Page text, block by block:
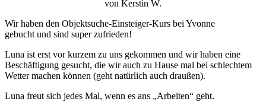
von Kerstin W.
Wir haben den Objektsuche-Einsteiger-Kurs bei Yvonne
gebucht und sind super zufrieden!
Luna ist erst vor kurzem zu uns gekommen und wir haben eine
Beschäftigung gesucht, die wir auch zu Hause mal bei schlechtem
Wetter machen können (geht natürlich auch draußen).
Luna freut sich jedes Mal, wenn es ans „Arbeiten“ geht.